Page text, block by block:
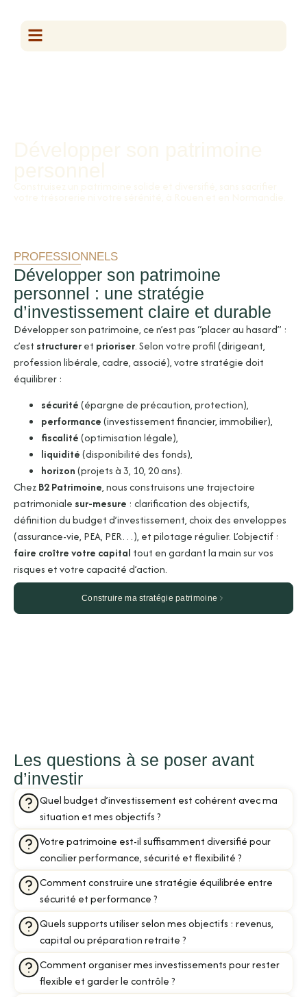
PROFESSIONNELS
Développer son patrimoine
personnel : une stratégie
d’investissement claire et durable
Développer son patrimoine, ce n’est pas “placer au hasard” :
c’est structureret prioriser. Selon votre profil (dirigeant,
profession libérale, cadre, associé), votre stratégie doit
équilibrer :
sécurité(épargne de précaution, protection),
performance(investissement financier, immobilier),
fiscalité(optimisation légale),
liquidité(disponibilité des fonds),
horizon(projets à 3, 10, 20 ans).
ChezB2 Patrimoine, nous construisons une trajectoire
patrimoniale sur-mesure : clarification des objectifs,
définition du budget d’investissement, choix des enveloppes
(assurance-vie, PEA, PER…), et pilotage régulier. L’objectif :
faire croître votre capital tout en gardant la main sur vos
risques et votre capacité d’action.
Construire ma stratégie patrimoine
Les questions à se poser avant
d’investir
Quel budget d’investissement est cohérent avec ma
situation et mes objectifs ?
Votre patrimoine est-il suffisamment diversifié pour
concilier performance, sécurité et flexibilité ?
Comment construire une stratégie équilibrée entre
sécurité et performance ?
Quels supports utiliser selon mes objectifs : revenus,
capital ou préparation retraite ?
Comment organiser mes investissements pour rester
flexible et garder le contrôle ?